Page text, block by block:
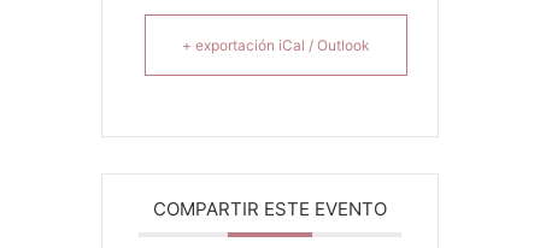
+ exportación iCal / Outlook
COMPARTIR ESTE EVENTO